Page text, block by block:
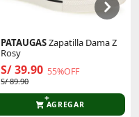
PATAUGASZapatilla Dama Z
Rosy
S/ 39.90 55%OFF
S/ 89.90
AGREGAR